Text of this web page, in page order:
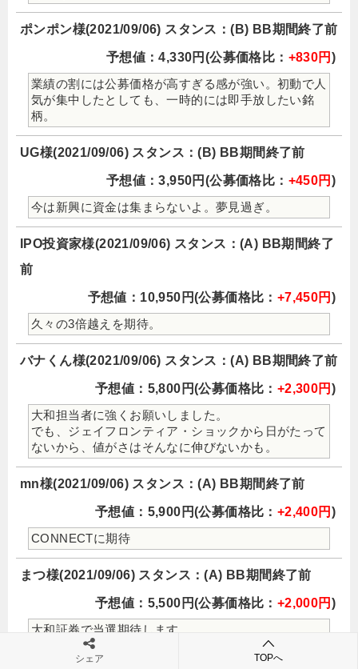
ポンポン様(2021/09/06) スタンス：(B) BB期間終了前
予想値：4,330円(公募価格比： +830円 )
業績の割には公募価格が高すぎる感が強い。初動で人
気が集中したとしても、一時的には即手放したい銘
柄。
UG様(2021/09/06) スタンス：(B) BB期間終了前
予想値：3,950円(公募価格比： +450円 )
今は新興に資金は集まらないよ。夢見過ぎ。
IPO投資家様(2021/09/06) スタンス：(A) BB期間終了
前
予想値：10,950円(公募価格比： +7,450円 )
久々の3倍越えを期待。
バナくん様(2021/09/06) スタンス：(A) BB期間終了前
予想値：5,800円(公募価格比： +2,300円 )
大和担当者に強くお願いしました。
でも、ジェイフロンティア・ショックから日がたって
ないから、値がさはそんなに伸びないかも。
mn様(2021/09/06) スタンス：(A) BB期間終了前
予想値：5,900円(公募価格比： +2,400円 )
CONNECTに期待
まつ様(2021/09/06) スタンス：(A) BB期間終了前
予想値：5,500円(公募価格比： +2,000円 )
大和証券で当選期待します。
hal様(2021/09/06) スタンス：(A) BB期間終了前
シェア TOPへ